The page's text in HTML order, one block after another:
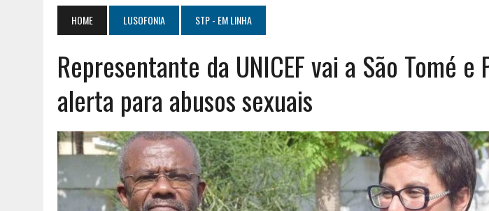
JULHO 26, 2026 | UM MARCO QUE REDEFINE O COOPERATIVISMO GLOBAL
UM ENTRE MUITOS
HOME LUSOFONIA STP - EM LINHA
Representante da UNICEF vai a São Tomé e
alerta para abusos sexuais